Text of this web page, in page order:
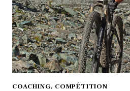
COACHING, COMPÉTITION